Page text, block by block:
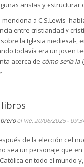
aristas y
a C.S.Lewis-
entre cristiandad y
la Iglesia medieval-,
todavía era un joven
acerca de cómo sería la
su influencia social
que esa civilización
en un acto de
suficiente, los
de nuevo la Iglesia y el
pero hay que
libros
el Vie, 20/06/2025 -
de la elección del
sea un personaje que
en todo el mundo